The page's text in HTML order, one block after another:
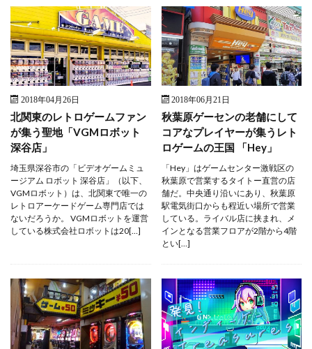
2018年04月26日
北関東のレトロゲームファン
が集う聖地「VGMロボット
深谷店」
埼玉県深谷市の「ビデオゲームミュ
ージアム ロボット 深谷店」（以下、
VGMロボット）は、北関東で唯一の
レトロアーケードゲーム専門店では
ないだろうか。 VGMロボットを運営
している株式会社ロボットは20[…]
2018年06月21日
秋葉原ゲーセンの老舗にして
コアなプレイヤーが集うレト
ロゲームの王国 「Hey」
「Hey」はゲームセンター激戦区の
秋葉原で営業するタイトー直営の店
舗だ。中央通り沿いにあり、秋葉原
駅電気街口からも程近い場所で営業
している。ライバル店に挟まれ、メ
インとなる営業フロアが2階から4階
とい[…]